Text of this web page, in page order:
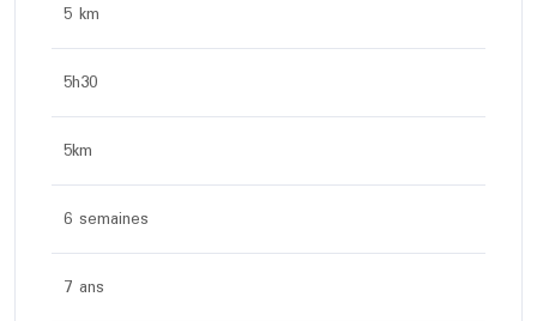
5 km
5h30
5km
6 semaines
7 ans